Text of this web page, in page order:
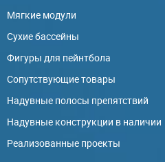
Мягкие модули
Сухие бассейны
Фигуры для пейнтбола
Сопутствующие товары
Надувные полосы препятствий
Надувные конструкции в наличии
Реализованные проекты